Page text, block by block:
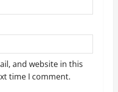
and website in this
time I comment.